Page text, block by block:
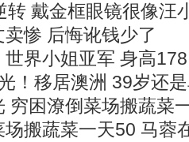
转 戴金框眼镜很像汪
惨 后悔讹钱少了
界小姐亚军 身高178
！移居澳洲 39岁还
穷困潦倒菜场搬蔬菜
搬蔬菜一天50 马蓉